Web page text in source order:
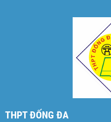
THPT ĐỐNG ĐA